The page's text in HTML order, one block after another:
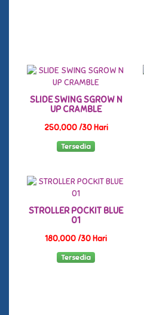
SLIDE SWING SGROW N
UP CRAMBLE
250,000 /30 Hari
Tersedia
STROLLER POCKIT BLUE
01
180,000 /30 Hari
Tersedia